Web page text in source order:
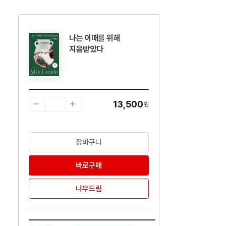
나는 이때를 위해
지음받았다
13,500원
장바구니
바로구매
나우드림